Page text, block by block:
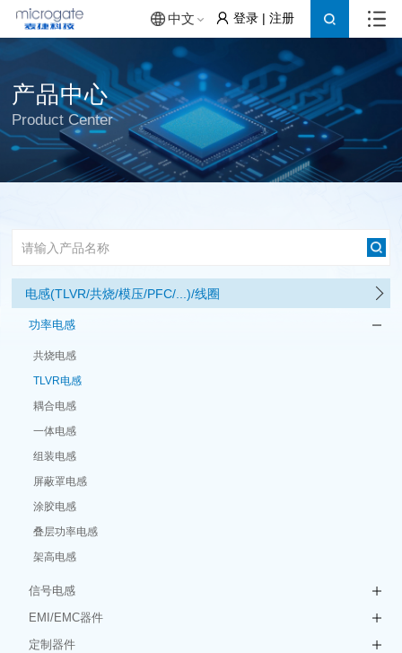
中文 登录| 注册
产品中心
Product Center
电感(TLVR/共烧/模压/PFC/...)/线圈
功率电感
共烧电感
TLVR电感
耦合电感
一体电感
组装电感
屏蔽罩电感
涂胶电感
叠层功率电感
架高电感
信号电感
EMI/EMC器件
定制器件